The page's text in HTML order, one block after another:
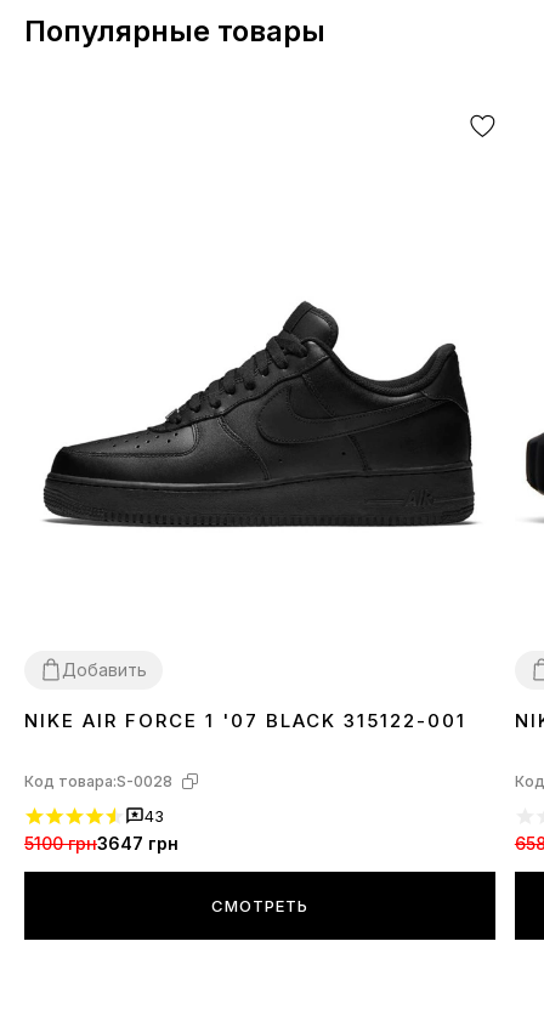
Популярные товары
Добавить
3637 38 39 40414243 44 45 46
NIKE AIR FORCE 1 '07 BLACK 315122-001
Код товара:S-0028
43
5100 грн3647 грн
СМОТРЕТЬ